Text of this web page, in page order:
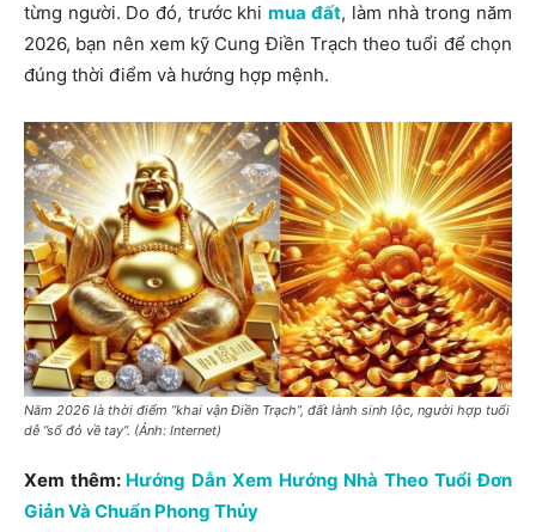
từng người. Do đó, trước khi mua đất, làm nhà trong năm
2026, bạn nên xem kỹ Cung Điền Trạch theo tuổi để chọn
đúng thời điểm và hướng hợp mệnh.
Năm 2026 là thời điểm ”khai vận Điền Trạch”, đất lành sinh lộc, người hợp tuổi
dễ ”sổ đỏ về tay”. (Ảnh: Internet)
Xem thêm: Hướng Dẫn Xem Hướng Nhà Theo Tuổi Đơn
Giản Và Chuẩn Phong Thủy